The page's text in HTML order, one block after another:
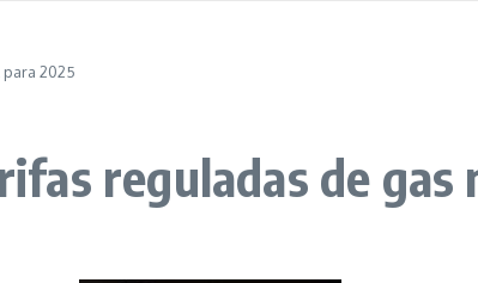
2025
reguladas de gas